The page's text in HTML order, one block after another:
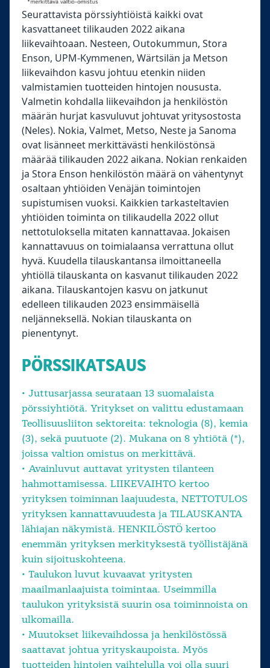
Seurattavista pörssiyhtiöistä kaikki ovat
kasvattaneet tilikauden 2022 aikana
liikevaihtoaan. Nesteen, Outokummun, Stora
Enson, UPM-Kymmenen, Wärtsilän ja Metson
liikevaihdon kasvu johtuu etenkin niiden
valmistamien tuotteiden hintojen noususta.
Valmetin kohdalla liikevaihdon ja henkilöstön
määrän hurjat kasvuluvut johtuvat yritysostosta
(Neles). Nokia, Valmet, Metso, Neste ja Sanoma
ovat lisänneet merkittävästi henkilöstönsä
määrää tilikauden 2022 aikana. Nokian renkaiden
ja Stora Enson henkilöstön määrä on vähentynyt
osaltaan yhtiöiden Venäjän toimintojen
supistumisen vuoksi. Kaikkien tarkasteltavien
yhtiöiden toiminta on tilikaudella 2022 ollut
nettotuloksella mitaten kannattavaa. Jokaisen
kannattavuus on toimialaansa verrattuna ollut
hyvä. Kuudella tilauskantansa ilmoittaneella
yhtiöllä tilauskanta on kasvanut tilikauden 2022
aikana. Tilauskantojen kasvu on jatkunut
edelleen tilikauden 2023 ensimmäisellä
neljänneksellä. Nokian tilauskanta on
pienentynyt.
PÖRSSIKATSAUS
• Juttusarjassa seurataan 13 suomalaista
pörssiyhtiötä. Yritykset on valittu edustamaan
Teollisuusliiton sektoreita: teknologia (8), kemia
(3), sekä puutuote (2). Mukana on 8 yhtiötä (*),
joissa valtion omistus on merkittävä.
• Avainluvut auttavat yritysten tilanteen
hahmottamisessa. LIIKEVAIHTO kertoo
yrityksen toiminnan laajuudesta, NETTOTULOS
yrityksen kannattavuudesta ja TILAUSKANTA
lähiajan näkymistä. HENKILÖSTÖ kertoo
enemmän yrityksen merkityksestä työllistäjänä
kuin sijoituskohteena.
• Taulukon luvut kuvaavat yritysten
maailmanlaajuista toimintaa. Useimmilla
taulukon yrityksistä suurin osa toiminnoista on
ulkomailla.
• Muutokset liikevaihdossa ja henkilöstössä
saattavat johtua yrityskaupoista. Myös
tuotteiden hintojen vaihtelulla voi olla suuri